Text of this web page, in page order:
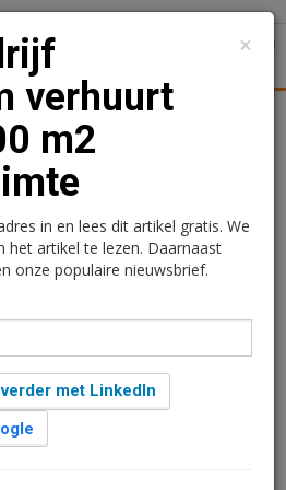
Rotterdam
3.100 m2
(SSL) heeft een
met Havenbedrijf
van circa 3.087 m²
×
verhuurt
m2
in en lees dit artikel gratis. We
het artikel te lezen. Daarnaast
onze populaire nieuwsbrief.
verder met LinkedIn